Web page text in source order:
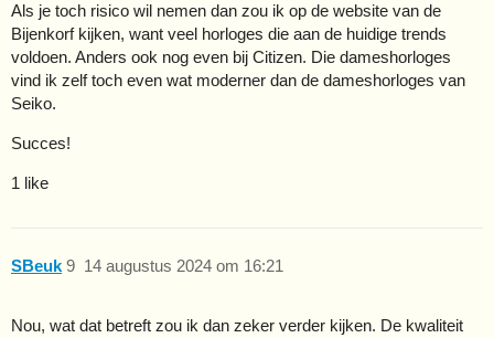
Als je toch risico wil nemen dan zou ik op de website van de
Bijenkorf kijken, want veel horloges die aan de huidige trends
voldoen. Anders ook nog even bij Citizen. Die dameshorloges
vind ik zelf toch even wat moderner dan de dameshorloges van
Seiko.
Succes!
1 like
SBeuk 14 augustus 2024 om 16:21
9
Nou, wat dat betreft zou ik dan zeker verder kijken. De kwaliteit